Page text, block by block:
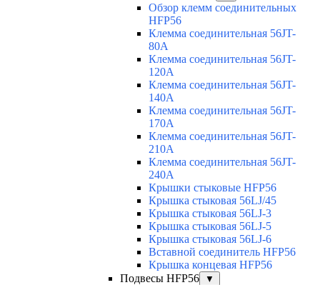
Обзор клемм соединительных
HFP56
Клемма соединительная 56JT-
80A
Клемма соединительная 56JT-
120A
Клемма соединительная 56JT-
140A
Клемма соединительная 56JT-
170A
Клемма соединительная 56JT-
210A
Клемма соединительная 56JT-
240A
Крышки стыковые HFP56
Крышка стыковая 56LJ/45
Крышка стыковая 56LJ-3
Крышка стыковая 56LJ-5
Крышка стыковая 56LJ-6
Вставной соединитель HFP56
Крышка концевая HFP56
Подвесы HFP56
▼